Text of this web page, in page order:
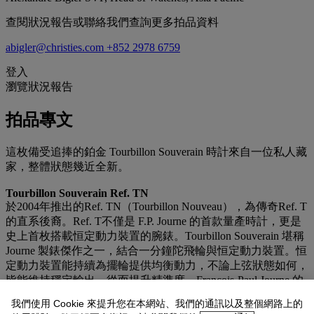
查閱狀況報告或聯絡我們查詢更多拍品資料
abigler@christies.com +852 2978 6759
登入
瀏覽狀況報告
拍品專文
這枚備受追捧的鉑金 Tourbillon Souverain 時計來自一位私人藏
家，整體狀態幾近全新。
Tourbillon Souverain Ref. TN
於2004年推出的Ref. TN（Tourbillon Nouveau），為傳奇Ref. T
的直系後裔。Ref. T不僅是 F.P. Journe 的首款量產時計，更是
史上首枚搭載恒定動力裝置的腕錶。Tourbillon Souverain 堪稱
Journe 製錶傑作之一，結合一分鐘陀飛輪與恒定動力裝置。恒
定動力裝置能持續為擺輪提供均衡動力，不論上弦狀態如何，
皆能維持穩定輸出，從而提升精準度。François-Paul Journe 的
陀飛輪調速器的腕錶。
我們使用 Cookie 來提升您在本網站、我們的通訊以及整個網路上的